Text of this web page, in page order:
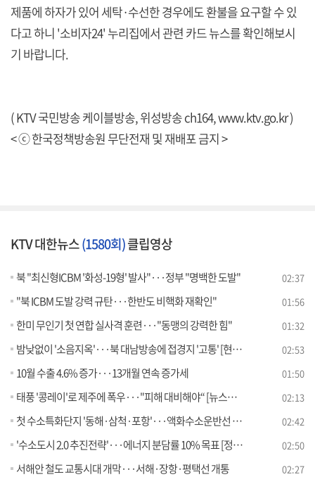
제품에 하자가 있어 세탁·수선한 경우에도 환불을 요구할 수 있
다고 하니 '소비자24' 누리집에서 관련 카드 뉴스를 확인해보시
기 바랍니다.
( KTV 국민방송 케이블방송, 위성방송 ch164,www.ktv.go.kr)
< ⓒ 한국정책방송원 무단전재 및 재배포 금지 >
KTV 대한뉴스(1580회)클립영상
북 "최신형ICBM '화성-19형' 발사"···정부 "명백한 도발" 02:37
"북 ICBM 도발 강력 규탄···한반도 비핵화 재확인" 01:56
한미 무인기 첫 연합 실사격 훈련···"동맹의 강력한 힘" 01:32
밤낮없이 '소음지옥'···북 대남방송에 접경지 '고통' [현장고발] 02:53
10월 수출 4.6% 증가···13개월 연속 증가세 01:50
태풍 '콩레이'로 제주에 폭우···"피해 대비해야“ [뉴스의 맥] 02:13
첫 수소특화단지 '동해·삼척·포항'···액화수소운반선 지원 02:42
'수소도시 2.0 추진전략'···에너지 분담률 10% 목표 [정책현장+] 02:50
서해안 철도 교통시대 개막···서해·장항·평택선 개통 02:27